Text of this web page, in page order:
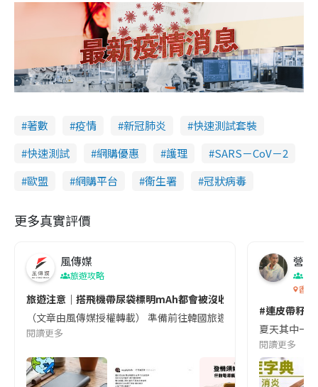
著數 疫情 新冠肺炎
快速測試套裝
快速測試
網購優惠 護理
SARS－CoV－2
歐盟
網購平台 衞生署 冠狀病毒
更多真實評價
風傳媒
旅遊攻略
旅遊注意｜搭飛機帶尿袋標明mAh都會被沒收😱出發前切記檢查
（文章由風傳媒授權轉載） 準備前往韓國旅遊的民眾，近期要
閱讀更多
營養
香港
#連皮帶籽
夏天其中一
閱讀更多